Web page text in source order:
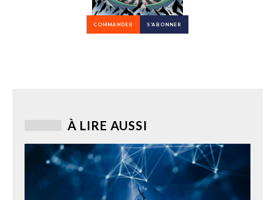
COMMANDER S’ABONNER
À LIRE AUSSI